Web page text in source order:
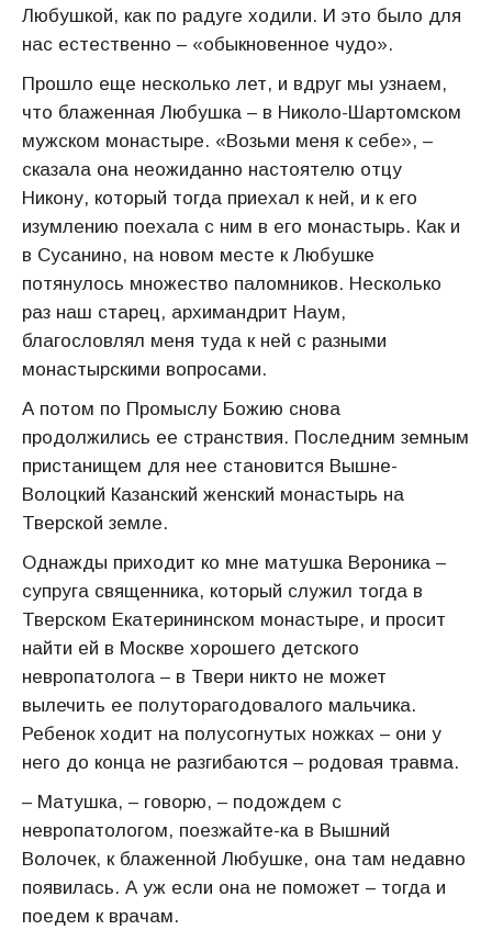
Любушкой, как по радуге ходили. И это было для
нас естественно – «обыкновенное чудо».
Прошло еще несколько лет, и вдруг мы узнаем,
что блаженная Любушка – в Николо-Шартомском
мужском монастыре. «Возьми меня к себе», –
сказала она неожиданно настоятелю отцу
Никону, который тогда приехал к ней, и к его
изумлению поехала с ним в его монастырь. Как и
в Сусанино, на новом месте к Любушке
потянулось множество паломников. Несколько
раз наш старец, архимандрит Наум,
благословлял меня туда к ней с разными
монастырскими вопросами.
А потом по Промыслу Божию снова
продолжились ее странствия. Последним земным
пристанищем для нее становится Вышне-
Волоцкий Казанский женский монастырь на
Тверской земле.
Однажды приходит ко мне матушка Вероника –
супруга священника, который служил тогда в
Тверском Екатерининском монастыре, и просит
найти ей в Москве хорошего детского
невропатолога – в Твери никто не может
вылечить ее полуторагодовалого мальчика.
Ребенок ходит на полусогнутых ножках – они у
него до конца не разгибаются – родовая травма.
– Матушка, – говорю, – подождем с
невропатологом, поезжайте-ка в Вышний
Волочек, к блаженной Любушке, она там недавно
появилась. А уж если она не поможет – тогда и
поедем к врачам.